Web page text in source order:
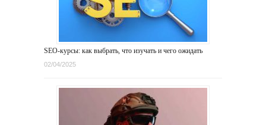
SEO-курсы: как выбрать, что изучать и чего ожидать
02/04/2025